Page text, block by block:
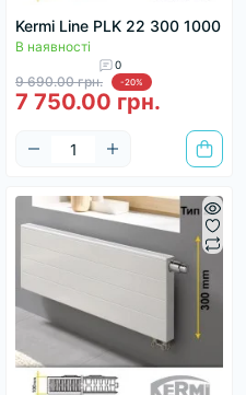
Kermi Line PLK 22 300 1000
В наявності
0
9 690.00 грн. -20%
7 750.00 грн.